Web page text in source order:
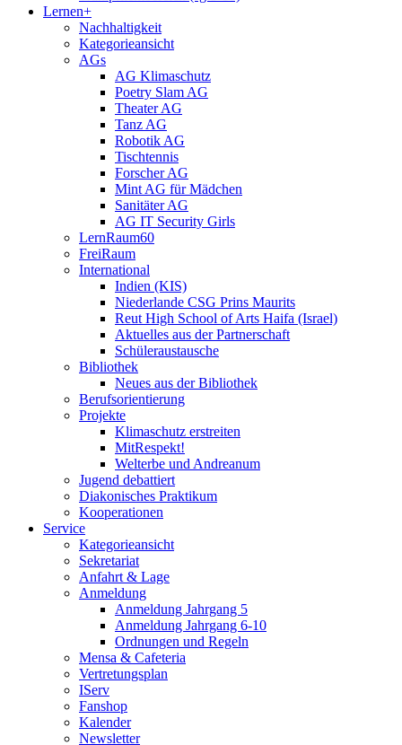
Lernen+
Nachhaltigkeit
Kategorieansicht
AGs
AG Klimaschutz
Poetry Slam AG
Theater AG
Tanz AG
Robotik AG
Tischtennis
Forscher AG
Mint AG für Mädchen
Sanitäter AG
AG IT Security Girls
LernRaum60
FreiRaum
International
Indien (KIS)
Niederlande CSG Prins Maurits
Reut High School of Arts Haifa (Israel)
Aktuelles aus der Partnerschaft
Schüleraustausche
Bibliothek
Neues aus der Bibliothek
Berufsorientierung
Projekte
Klimaschutz erstreiten
MitRespekt!
Welterbe und Andreanum
Jugend debattiert
Diakonisches Praktikum
Kooperationen
Service
Kategorieansicht
Sekretariat
Anfahrt & Lage
Anmeldung
Anmeldung Jahrgang 5
Anmeldung Jahrgang 6-10
Ordnungen und Regeln
Mensa & Cafeteria
Vertretungsplan
IServ
Fanshop
Kalender
Newsletter